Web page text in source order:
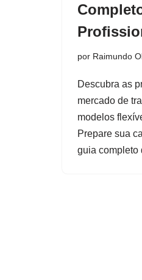
por Raimundo
Descubra as
mercado de
modelos
Prepare sua
guia completo